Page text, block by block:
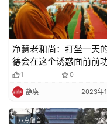
净慧老和尚：打坐一天
德会在这个诱惑面前前
弃，这绝对不是耸人听闻
1 0
静瑛 2023年
八点僧音